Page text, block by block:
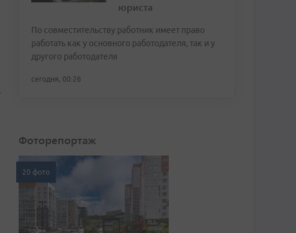
юриста
По совместительству работник имеет право
работать как у основного работодателя, так и у
другого работодателя
сегодня, 00:26
Фоторепортаж
20 фото